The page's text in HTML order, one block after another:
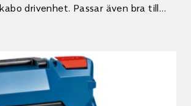
drivenhet. Passar även bra till
med vävlager. Vid köp